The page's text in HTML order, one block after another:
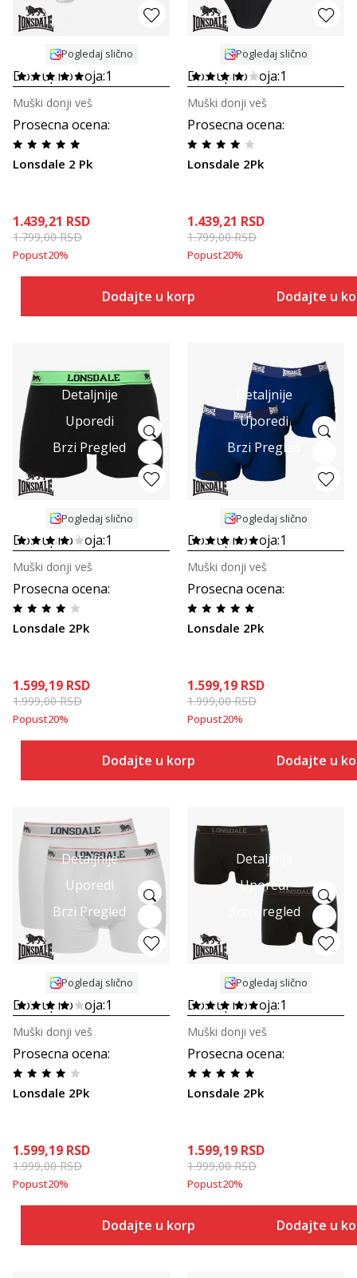
Pogledaj slično
Dostupno boja:1
Prosecna ocena:
Lonsdale 2 Pk
Muški donji veš
1.439,21 RSD
1.799,00RSD
Popust20%
Dodajte u korpu
Pogledaj slično
Dostupno boja:1
Prosecna ocena:
Lonsdale 2Pk
Muški donji veš
1.439,21 RSD
1.799,00RSD
Popust20%
Dodajte u
Detaljnije
Uporedi
Brzi Pregled
Pogledaj slično
Dostupno boja:1
Prosecna ocena:
Lonsdale 2Pk
Muški donji veš
1.599,19 RSD
1.999,00RSD
Popust20%
Dodajte u korpu
Detaljnije
Uporedi
Brzi Pregled
Pogledaj slično
Dostupno boja:1
Prosecna ocena:
Lonsdale 2Pk
Muški donji veš
1.599,19 RSD
1.999,00RSD
Popust20%
Dodajte u
Detaljnije
Uporedi
Brzi Pregled
Pogledaj slično
Dostupno boja:1
Prosecna ocena:
Lonsdale 2Pk
Muški donji veš
1.599,19 RSD
1.999,00RSD
Popust20%
Dodajte u korpu
Detaljnije
Uporedi
Brzi Pregled
Pogledaj slično
Dostupno boja:1
Prosecna ocena:
Lonsdale 2Pk
Muški donji veš
1.599,19 RSD
1.999,00RSD
Popust20%
Dodajte u